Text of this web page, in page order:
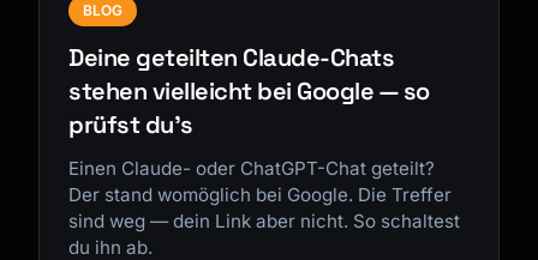
BLOG
Deine geteilten Claude-Chats
stehen vielleicht bei Google — so
prüfst du's
Einen Claude- oder ChatGPT-Chat geteilt?
Der stand womöglich bei Google. Die Treffer
sind weg — dein Link aber nicht. So schaltest
du ihn ab.